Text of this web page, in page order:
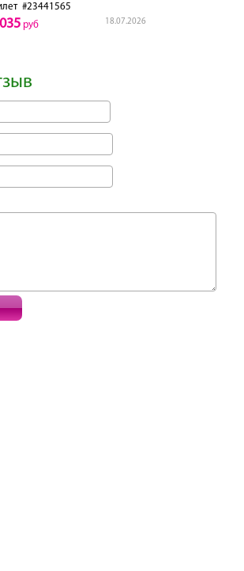
#23441565
18.07.2026
руб